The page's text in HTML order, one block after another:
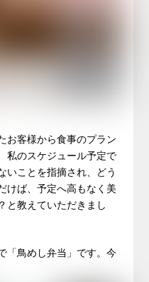
お客様から食事のプラン
私のスケジュール予定で
いことを指摘され、どう
けば、予定へ高もなく美
と教えていただきまし
「鳥めし弁当」です。今